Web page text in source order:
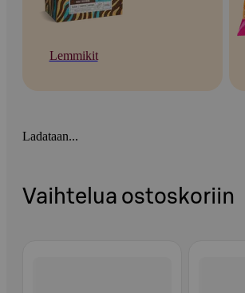
Lemmikit
Ladataan...
Vaihtelua ostoskoriin